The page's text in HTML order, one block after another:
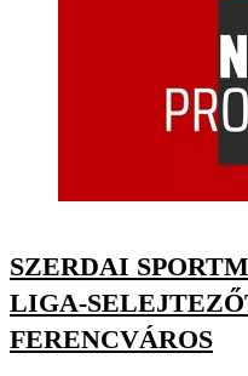
SZERDAI
LIGA-
FERENCVÁROS